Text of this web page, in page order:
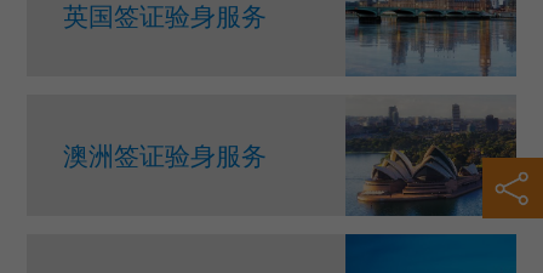
英国签证验身服务
澳洲签证验身服务